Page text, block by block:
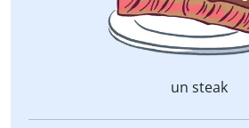
un steak